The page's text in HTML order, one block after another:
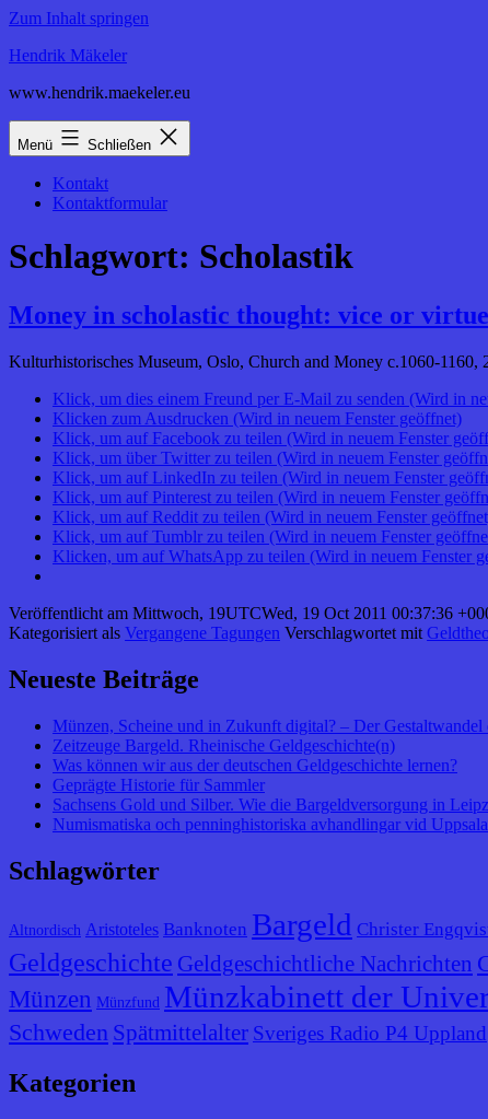
Zum Inhalt springen
Hendrik Mäkeler
www.hendrik.maekeler.eu
Menü Schließen
Kontakt
Kontaktformular
Schlagwort: Scholastik
Money in scholastic thought: vice or virtue
Kulturhistorisches Museum, Oslo, Church and Money c.1060-
Klick, um dies einem Freund per E-Mail zu senden (Wird in
Klicken zum Ausdrucken (Wird in neuem Fenster geöffnet)
Klick, um auf Facebook zu teilen (Wird in neuem Fenster
Klick, um über Twitter zu teilen (Wird in neuem Fenster
Klick, um auf LinkedIn zu teilen (Wird in neuem Fenster
Klick, um auf Pinterest zu teilen (Wird in neuem Fenster
Klick, um auf Reddit zu teilen (Wird in neuem Fenster
Klick, um auf Tumblr zu teilen (Wird in neuem Fenster
Klicken, um auf WhatsApp zu teilen (Wird in neuem Fenster
Veröffentlicht am Mittwoch, 19UTCWed, 19 Oct 2011 00:37:36
Kategorisiert als Vergangene Tagungen Verschlagwortet mit
Neueste Beiträge
Münzen, Scheine und in Zukunft digital? – Der Gestaltwandel
Zeitzeuge Bargeld. Rheinische Geldgeschichte(n)
Was können wir aus der deutschen Geldgeschichte lernen?
Geprägte Historie für Sammler
Sachsens Gold und Silber. Wie die Bargeldversorgung in
Numismatiska och penninghistoriska avhandlingar vid
Schlagwörter
Altnordisch Aristoteles Banknoten Bargeld Christer
Geldgeschichte Geldgeschichtliche Nachrichten
Münzen Münzfund Münzkabinett der
Schweden Spätmittelalter Sveriges Radio P4 Uppland
Kategorien